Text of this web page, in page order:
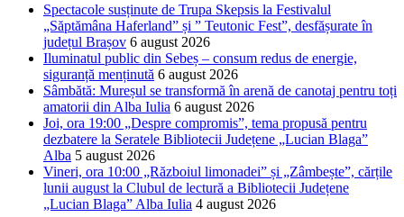
Spectacole susținute de Trupa Skepsis la Festivalul
„Săptămâna Haferland” și ” Teutonic Fest”, desfășurate în
județul Brașov 6 august 2026
Iluminatul public din Sebeș – consum redus de energie,
siguranță menținută 6 august 2026
Sâmbătă: Mureșul se transformă în arenă de canotaj pentru toți
amatorii din Alba Iulia 6 august 2026
Joi, ora 19:00 „Despre compromis”, tema propusă pentru
dezbatere la Seratele Bibliotecii Județene „Lucian Blaga”
Alba 5 august 2026
Vineri, ora 10:00 „Războiul limonadei” și „Zâmbește”, cărțile
lunii august la Clubul de lectură a Bibliotecii Județene
„Lucian Blaga” Alba Iulia 4 august 2026